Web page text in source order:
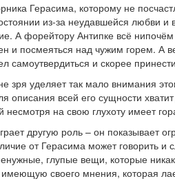
Герасима, которому не
из-за неудавшейся любви
А форейтору Антипке всё
и посмеяться над чужим горем. А
самоутвердиться и скорее
зря уделяет так мало внимания
описания всей его сущности
на свою глухоту имеет
другую роль – он показывает
от Герасима может говорить
глупые вещи, которые
своего мнения, которая